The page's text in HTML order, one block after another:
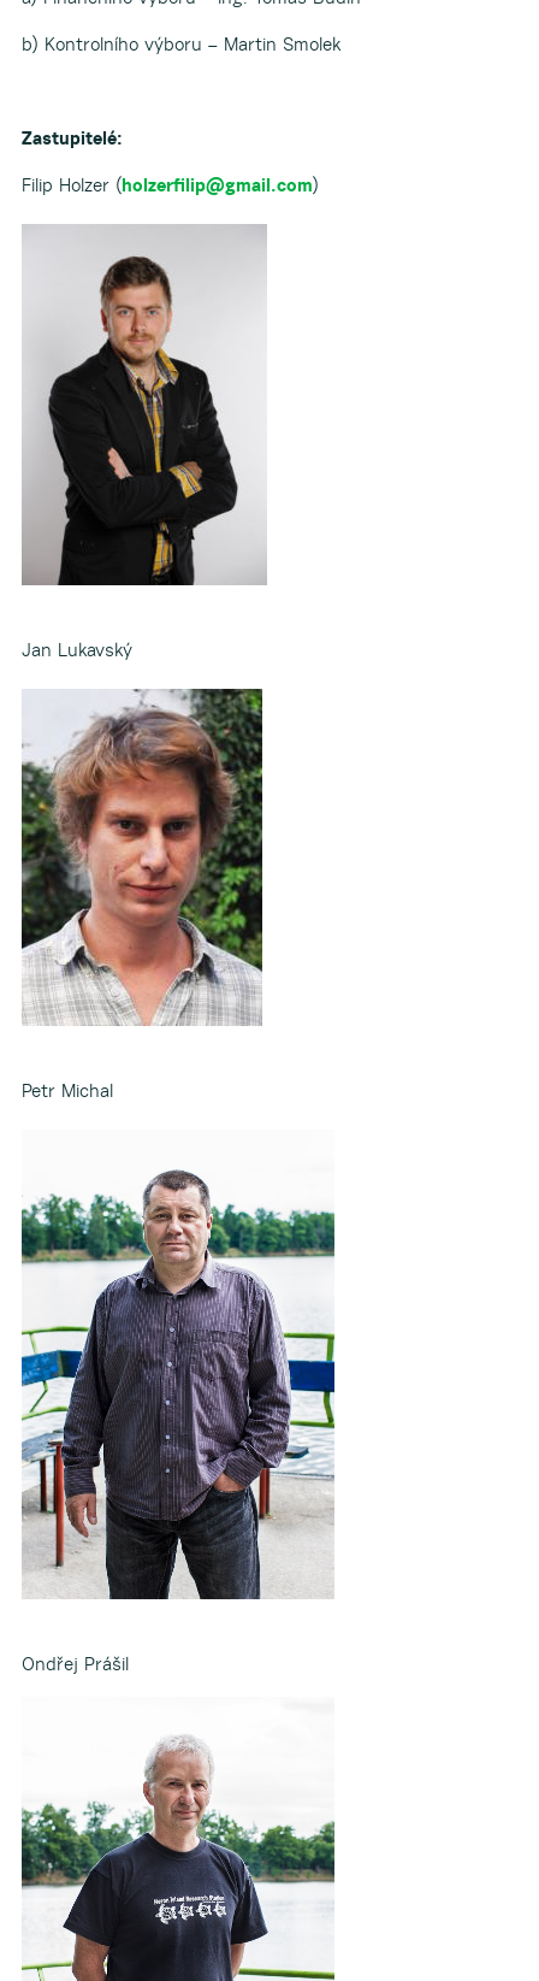
b) Kontrolního výboru – Martin Smolek
Zastupitelé:
Filip Holzer (holzerfilip@gmail.com)
Jan Lukavský
Petr Michal
Ondřej Prášil